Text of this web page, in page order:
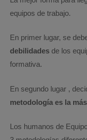
equipos de trabajo.
En primer lugar, se
debilidades de los
formativa.
En segundo lugar ,
metodología es la
Los humanos de